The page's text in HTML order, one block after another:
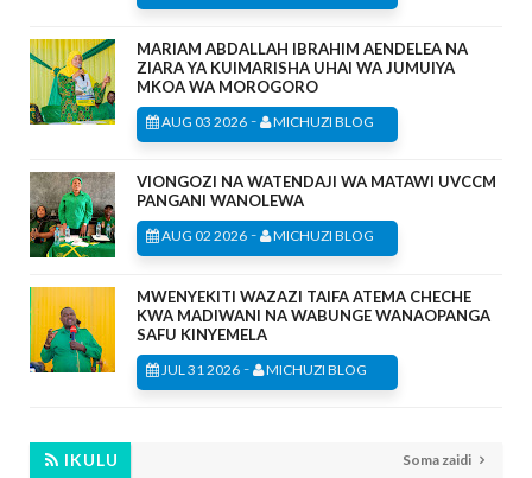
MARIAM ABDALLAH IBRAHIM AENDELEA NA
ZIARA YA KUIMARISHA UHAI WA JUMUIYA
MKOA WA MOROGORO
AUG 03 2026 - MICHUZI BLOG
VIONGOZI NA WATENDAJI WA MATAWI UVCCM
PANGANI WANOLEWA
AUG 02 2026 - MICHUZI BLOG
MWENYEKITI WAZAZI TAIFA ATEMA CHECHE
KWA MADIWANI NA WABUNGE WANAOPANGA
SAFU KINYEMELA
JUL 31 2026 - MICHUZI BLOG
IKULU Soma zaidi